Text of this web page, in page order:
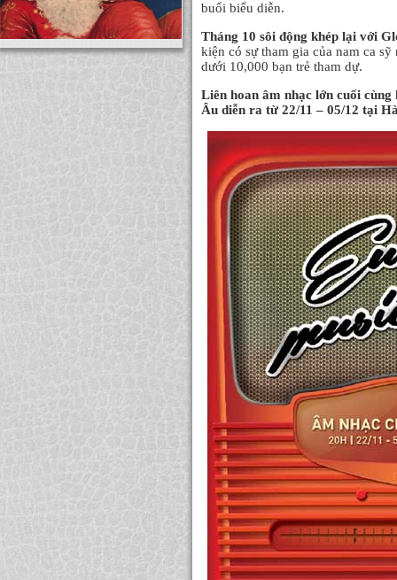
buổi biểu diễn.
Tháng 10 sôi động khép lại với
kiện có sự tham gia của nam ca
dưới 10,000 bạn trẻ tham dự.
Liên hoan âm nhạc lớn cuối
Âu diễn ra từ 22/11 – 05/12 tại